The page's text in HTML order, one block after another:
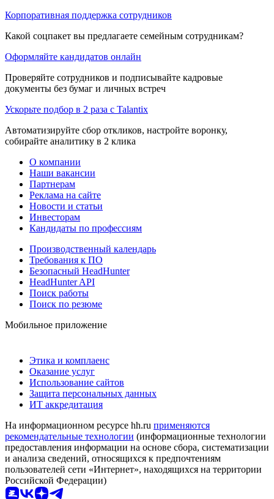
Корпоративная поддержка сотрудников
Какой соцпакет вы предлагаете семейным сотрудникам?
Оформляйте кандидатов онлайн
Проверяйте сотрудников и подписывайте кадровые
документы без бумаг и личных встреч
Ускорьте подбор в 2 раза с Talantix
Автоматизируйте сбор откликов, настройте воронку,
собирайте аналитику в 2 клика
О компании
Наши вакансии
Партнерам
Реклама на сайте
Новости и статьи
Инвесторам
Кандидаты по профессиям
Производственный календарь
Требования к ПО
Безопасный HeadHunter
HeadHunter API
Поиск работы
Поиск по резюме
Мобильное приложение
Этика и комплаенс
Оказание услуг
Использование сайтов
Защита персональных данных
ИТ аккредитация
На информационном ресурсе hh.ru применяются
рекомендательные технологии (информационные технологии
предоставления информации на основе сбора, систематизации
и анализа сведений, относящихся к предпочтениям
пользователей сети «Интернет», находящихся на территории
Российской Федерации)